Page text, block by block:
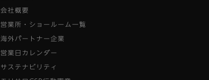
会社概要
営業所・ショールーム一覧
海外パートナー企業
営業日カレンダー
サステナビリティ